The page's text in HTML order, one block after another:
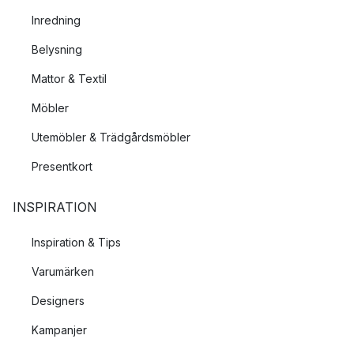
Inredning
Belysning
Mattor & Textil
Möbler
Utemöbler & Trädgårdsmöbler
Presentkort
INSPIRATION
Inspiration & Tips
Varumärken
Designers
Kampanjer